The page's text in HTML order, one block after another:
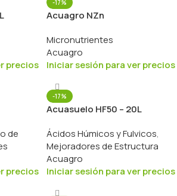
precios
-17%
Acuagro NZn
Micronutrientes
Acuagro
Iniciar sesión para ver precios
de
precios
-17%
Acuasuelo HF50 – 20L
Ácidos Húmicos y Fulvicos,
Mejoradores de Estructura
Acuagro
Iniciar sesión para ver precios